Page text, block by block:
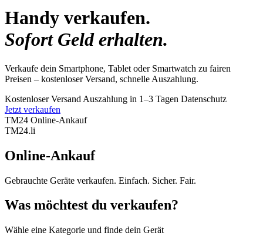
Handy verkaufen.
Sofort Geld erhalten.
Verkaufe dein Smartphone, Tablet oder Smartwatch zu fairen
Preisen – kostenloser Versand, schnelle Auszahlung.
Kostenloser Versand Auszahlung in 1–3 Tagen Datenschutz
Jetzt verkaufen
TM24 Online-Ankauf
TM24.li
Online-Ankauf
Gebrauchte Geräte verkaufen. Einfach. Sicher. Fair.
Was möchtest du verkaufen?
Wähle eine Kategorie und finde dein Gerät